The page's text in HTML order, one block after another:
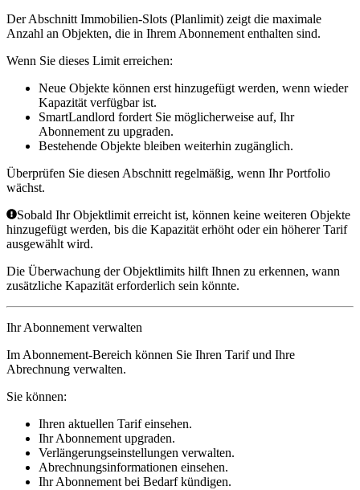
Der Abschnitt Immobilien-Slots (Planlimit) zeigt die maximale
Anzahl an Objekten, die in Ihrem Abonnement enthalten sind.
Wenn Sie dieses Limit erreichen:
Neue Objekte können erst hinzugefügt werden, wenn wieder
Kapazität verfügbar ist.
SmartLandlord fordert Sie möglicherweise auf, Ihr
Abonnement zu upgraden.
Bestehende Objekte bleiben weiterhin zugänglich.
Überprüfen Sie diesen Abschnitt regelmäßig, wenn Ihr Portfolio
wächst.
Sobald Ihr Objektlimit erreicht ist, können keine weiteren Objekte
hinzugefügt werden, bis die Kapazität erhöht oder ein höherer Tarif
ausgewählt wird.
Die Überwachung der Objektlimits hilft Ihnen zu erkennen, wann
zusätzliche Kapazität erforderlich sein könnte.
Ihr Abonnement verwalten
Im Abonnement-Bereich können Sie Ihren Tarif und Ihre
Abrechnung verwalten.
Sie können:
Ihren aktuellen Tarif einsehen.
Ihr Abonnement upgraden.
Verlängerungseinstellungen verwalten.
Abrechnungsinformationen einsehen.
Ihr Abonnement bei Bedarf kündigen.